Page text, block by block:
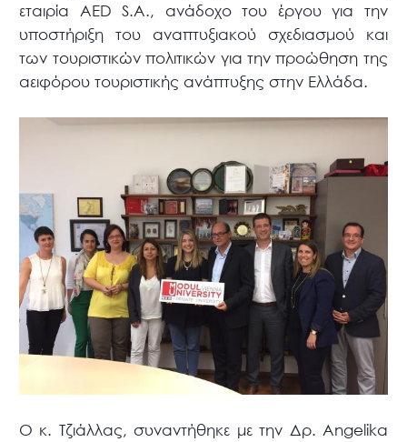
εταιρία AED S.A., ανάδοχο του έργου για την
υποστήριξη του αναπτυξιακού σχεδιασμού και
των τουριστικών πολιτικών για την προώθηση της
αειφόρου τουριστικής ανάπτυξης στην Ελλάδα.
Ο κ. Τζιάλλας, συναντήθηκε με την Δρ. Angelika